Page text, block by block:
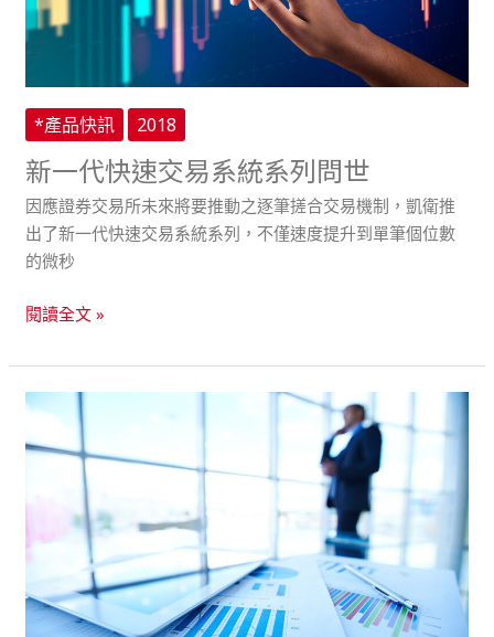
*產品快訊 2018
新一代快速交易系統系列問世
因應證券交易所未來將要推動之逐筆搓合交易機制，凱衛推
出了新一代快速交易系統系列，不僅速度提升到單筆個位數
的微秒
統
問
世
閱讀全文 »
MULTICHARTS
季
圓
落
幕